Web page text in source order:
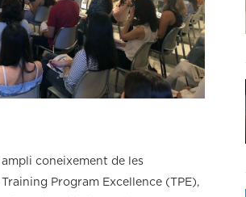
coneixement de les
Program Excellence (TPE),